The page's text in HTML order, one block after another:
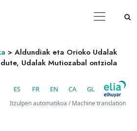
> Aldundiak eta Orioko Udalak
Udalak Mutiozabal ontziola
ES FR EN CA GL
Itzulpen automatikoa / Machine translation